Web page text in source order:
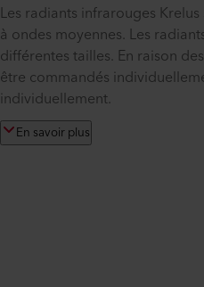
Les radiants infrarouges
à ondes moyennes. Les
différentes tailles. En raison
être commandés
individuellement.
En savoir plus